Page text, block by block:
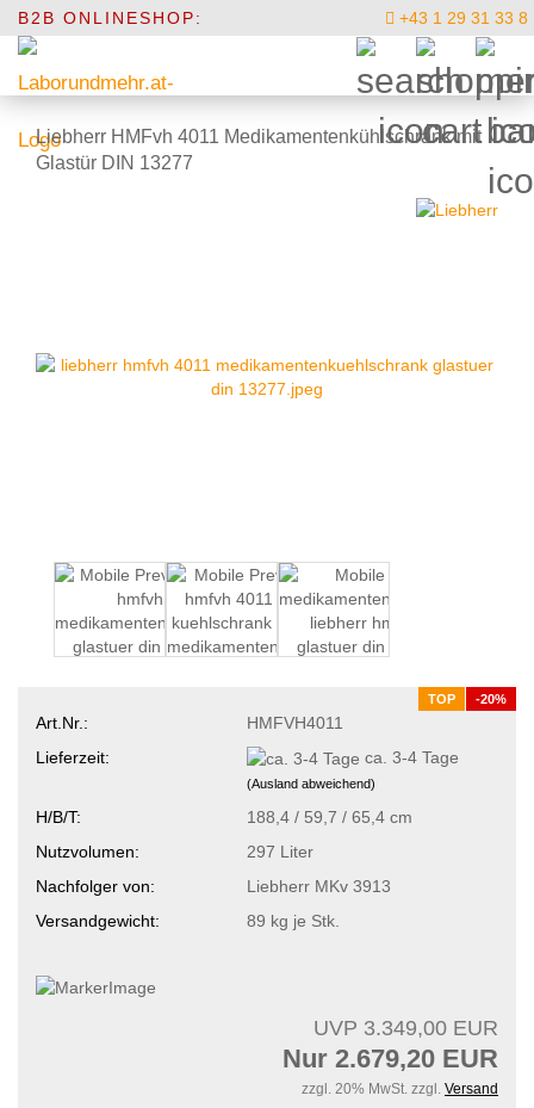
B2B ONLINESHOP: +43 1 29 31 33 8
Liebherr HMFvh 4011 Medikamentenkühlschrank mit
Glastür DIN 13277
TOP -20%
Art.Nr.:
HMFVH4011
Lieferzeit:
ca. 3-4 Tage
(Ausland abweichend)
H/B/T:
188,4 / 59,7 / 65,4 cm
Nutzvolumen:
297 Liter
Nachfolger von:
Liebherr MKv 3913
Versandgewicht:
89 kg je Stk.
UVP 3.349,00 EUR
Nur 2.679,20 EUR
zzgl. 20% MwSt. zzgl. Versand